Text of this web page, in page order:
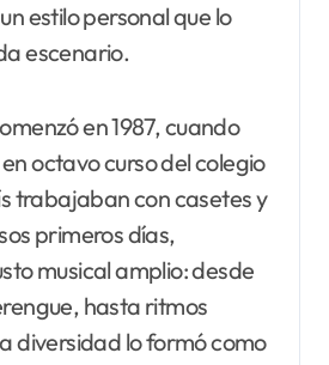
estilo personal que lo
escenario.
en 1987, cuando
octavo curso del colegio
trabajaban con casetes y
primeros días,
musical amplio: desde
hasta ritmos
diversidad lo formó como